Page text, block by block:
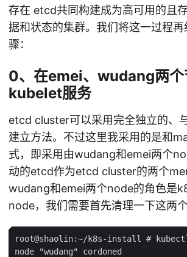
存在 etcd共同构建成为高可用的且
据和状态的集群。我们将这一过程
骤：
0、在emei、wudang两个
kubelet服务
etcd cluster可以采用完全独立的、
建立方法。不过这里我采用的是和
式，即采用由wudang和emei两个
动的etcd作为etcd cluster的两个
wudang和emei两个node的角色是
node，我们需要首先清理一下这两
root@shaolin:~/k8s-install #
node "wudang" cordoned